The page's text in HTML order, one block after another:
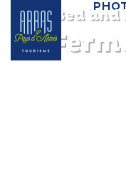
Bed
La